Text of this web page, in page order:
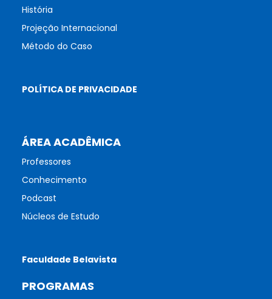
História
Projeção Internacional
Método do Caso
POLÍTICA DE PRIVACIDADE
ÁREA ACADÊMICA
Professores
Conhecimento
Podcast
Núcleos de Estudo
Faculdade Belavista
PROGRAMAS